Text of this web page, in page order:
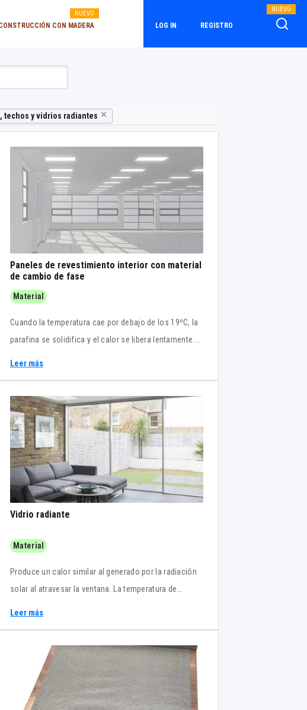
CON MADERA
NUEVO
LOG IN REGISTRO
NUEVO
techos y vidrios radiantes ✕
Paneles de revestimiento interior con material
de cambio de fase
Material
Cuando la temperatura cae por debajo de los 19ºC, la
parafina se solidifica y el calor se libera lentamente.
y la producción de CO2.
Leer más
Vidrio radiante
Material
Produce un calor similar al generado por la radiación
solar al atravesar la ventana. La temperatura de
Leer más